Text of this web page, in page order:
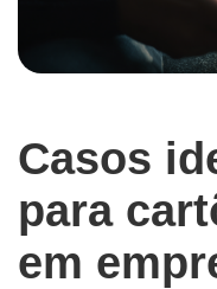
Casos
para
em